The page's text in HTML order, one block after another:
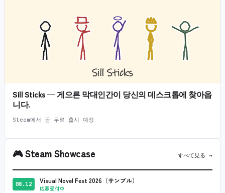
Sill Sticks — 게으른 막대인간이 당신의 데스크톱에 찾아옵
니다.
Steam에서 곧 무료 출시 예정
🎮Steam Showcase すべて見る →
08.12 Visual Novel Fest 2026（サンプル）
応募受付中